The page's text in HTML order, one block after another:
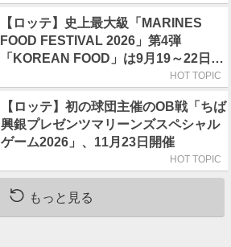
【ロッテ】史上最大級「MARINES
FOOD FESTIVAL 2026」第4弾
「KOREAN FOOD」は9月19～22日／
HOT TOPIC
【ロッテ】初の球団主催のOB戦「ちば
興銀プレゼンツマリーンズスペシャル
ゲーム2026」、11月23日開催
HOT TOPIC
もっと見る